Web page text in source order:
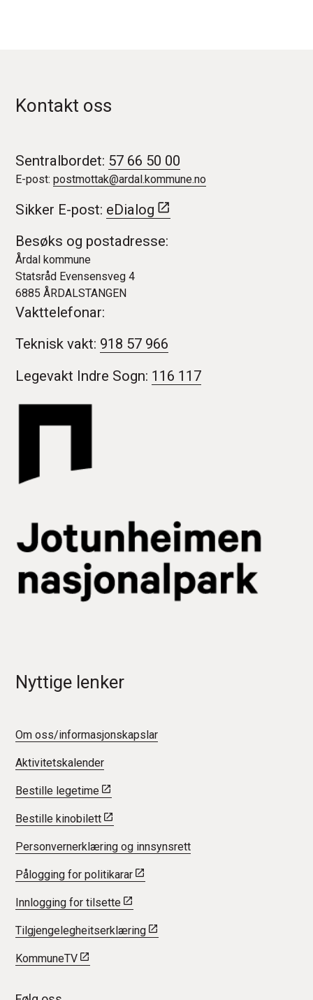
Kontakt oss
Sentralbordet: 57 66 50 00
E-post:postmottak@ardal.kommune.no
Sikker E-post: eDialog
Besøks og postadresse:
Årdal kommune
Statsråd Evensensveg 4
6885 ÅRDALSTANGEN
Vakttelefonar:
Teknisk vakt: 918 57 966
Legevakt Indre Sogn: 116 117
Nyttige lenker
Om oss/informasjonskapslar
Aktivitetskalender
Bestille legetime
Bestille kinobilett
Personvernerklæring og innsynsrett
Pålogging for politikarar
Innlogging for tilsette
Tilgjengelegheitserklæring
KommuneTV